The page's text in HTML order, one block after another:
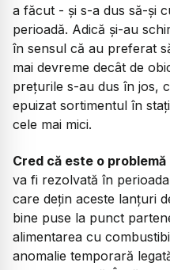
a făcut - și s-a dus să-și
perioadă. Adică și-au
în sensul că au preferat
mai devreme decât de
prețurile s-au dus în jos,
epuizat sortimentul în
cele mai mici.
Cred că este o
va fi rezolvată în
care dețin aceste lanțuri
bine puse la punct
alimentarea cu
anomalie temporară